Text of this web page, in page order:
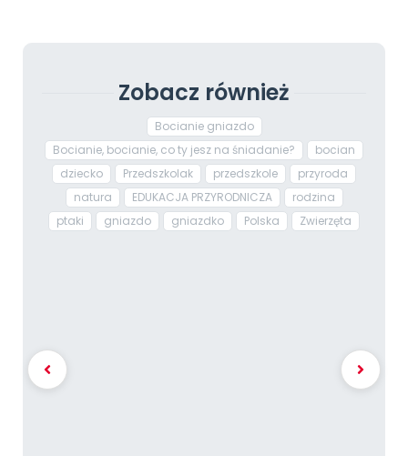
Zobacz również
Bocianie gniazdo
Bocianie, bocianie, co ty jesz na śniadanie?
bocian
dziecko
Przedszkolak przedszkole
przyroda
natura
EDUKACJA PRZYRODNICZA
rodzina
ptaki
gniazdo gniazdko Polska Zwierzęta